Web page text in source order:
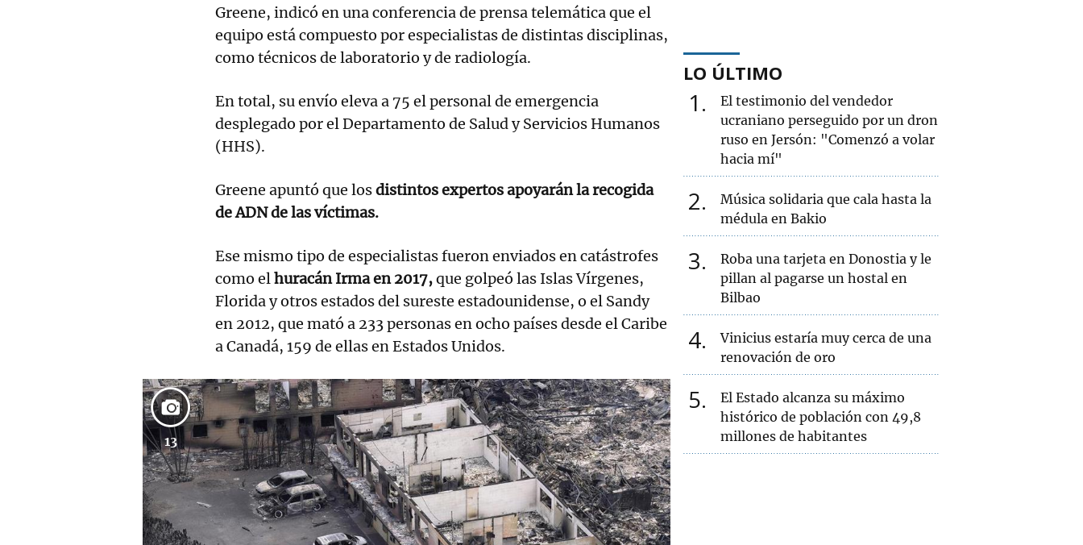
Greene, indicó en una conferencia de prensa telemática que el
equipo está compuesto por especialistas de distintas disciplinas,
como técnicos de laboratorio y de radiología.
En total, su envío eleva a 75 el personal de emergencia
desplegado por el Departamento de Salud y Servicios Humanos
(HHS).
Greene apuntó que losdistintos expertos apoyarán la recogida
de ADN de las víctimas.
Ese mismo tipo de especialistas fueron enviados en catástrofes
como elhuracán Irma en 2017,que golpeó las Islas Vírgenes,
Florida y otros estados del sureste estadounidense, o el Sandy
en 2012, que mató a 233 personas en ocho países desde el Caribe
a Canadá, 159 de ellas en Estados Unidos.
13
LO ÚLTIMO
1
El testimonio del vendedor
ucraniano perseguido por un dron
ruso en Jersón: "Comenzó a volar
hacia mí"
2
Música solidaria que cala hasta la
médula en Bakio
3
Roba una tarjeta en Donostia y le
pillan al pagarse un hostal en
Bilbao
4
Vinicius estaría muy cerca de una
renovación de oro
5
El Estado alcanza su máximo
histórico de población con 49,8
millones de habitantes